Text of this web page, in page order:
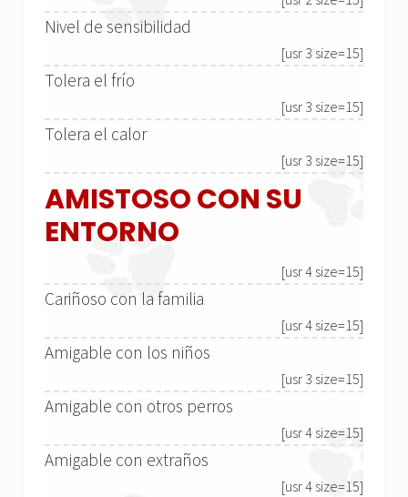
Nivel de sensibilidad
[usr 3 size=15]
Tolera el frío
[usr 3 size=15]
Tolera el calor
[usr 3 size=15]
AMISTOSO CON SU
ENTORNO
[usr 4 size=15]
Cariñoso con la familia
[usr 4 size=15]
Amigable con los niños
[usr 3 size=15]
Amigable con otros perros
[usr 4 size=15]
Amigable con extraños
[usr 4 size=15]